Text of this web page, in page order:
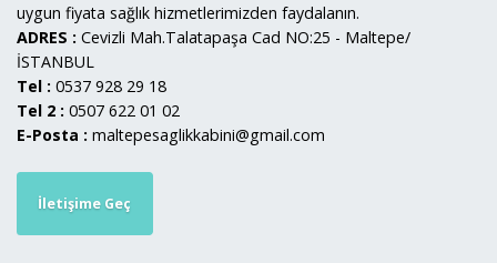
uygun fiyata sağlık hizmetlerimizden faydalanın.
ADRES : Cevizli Mah.Talatapaşa Cad NO:25 - Maltepe/
İSTANBUL
Tel : 0537 928 29 18
Tel 2 : 0507 622 01 02
E-Posta : maltepesaglikkabini@gmail.com
İletişime Geç